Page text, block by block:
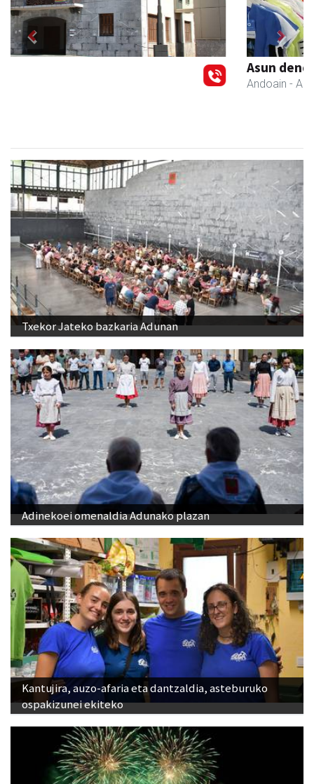
Previous Next
Txekor Jateko bazkaria Adunan
Adinekoei omenaldia Adunako plazan
Kantujira, auzo-afaria eta dantzaldia, asteburuko
ospakizunei ekiteko